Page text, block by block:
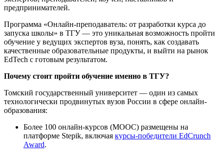
предпринимателей.
Программа «Онлайн-преподаватель: от разработки курса до
запуска школы» в ТГУ — это уникальная возможность пройти
обучение у ведущих экспертов вуза, понять, как создавать
качественные образовательные продукты, и выйти на рынок
EdTech с готовым результатом.
Почему стоит пройти обучение именно в ТГУ?
Томский государственный университет — один из самых
технологически продвинутых вузов России в сфере онлайн-
образования:
Более 100 онлайн-курсов (MOOC) размещены на
платформе Stepik, включая курсы-победители EdCrunch
Award.